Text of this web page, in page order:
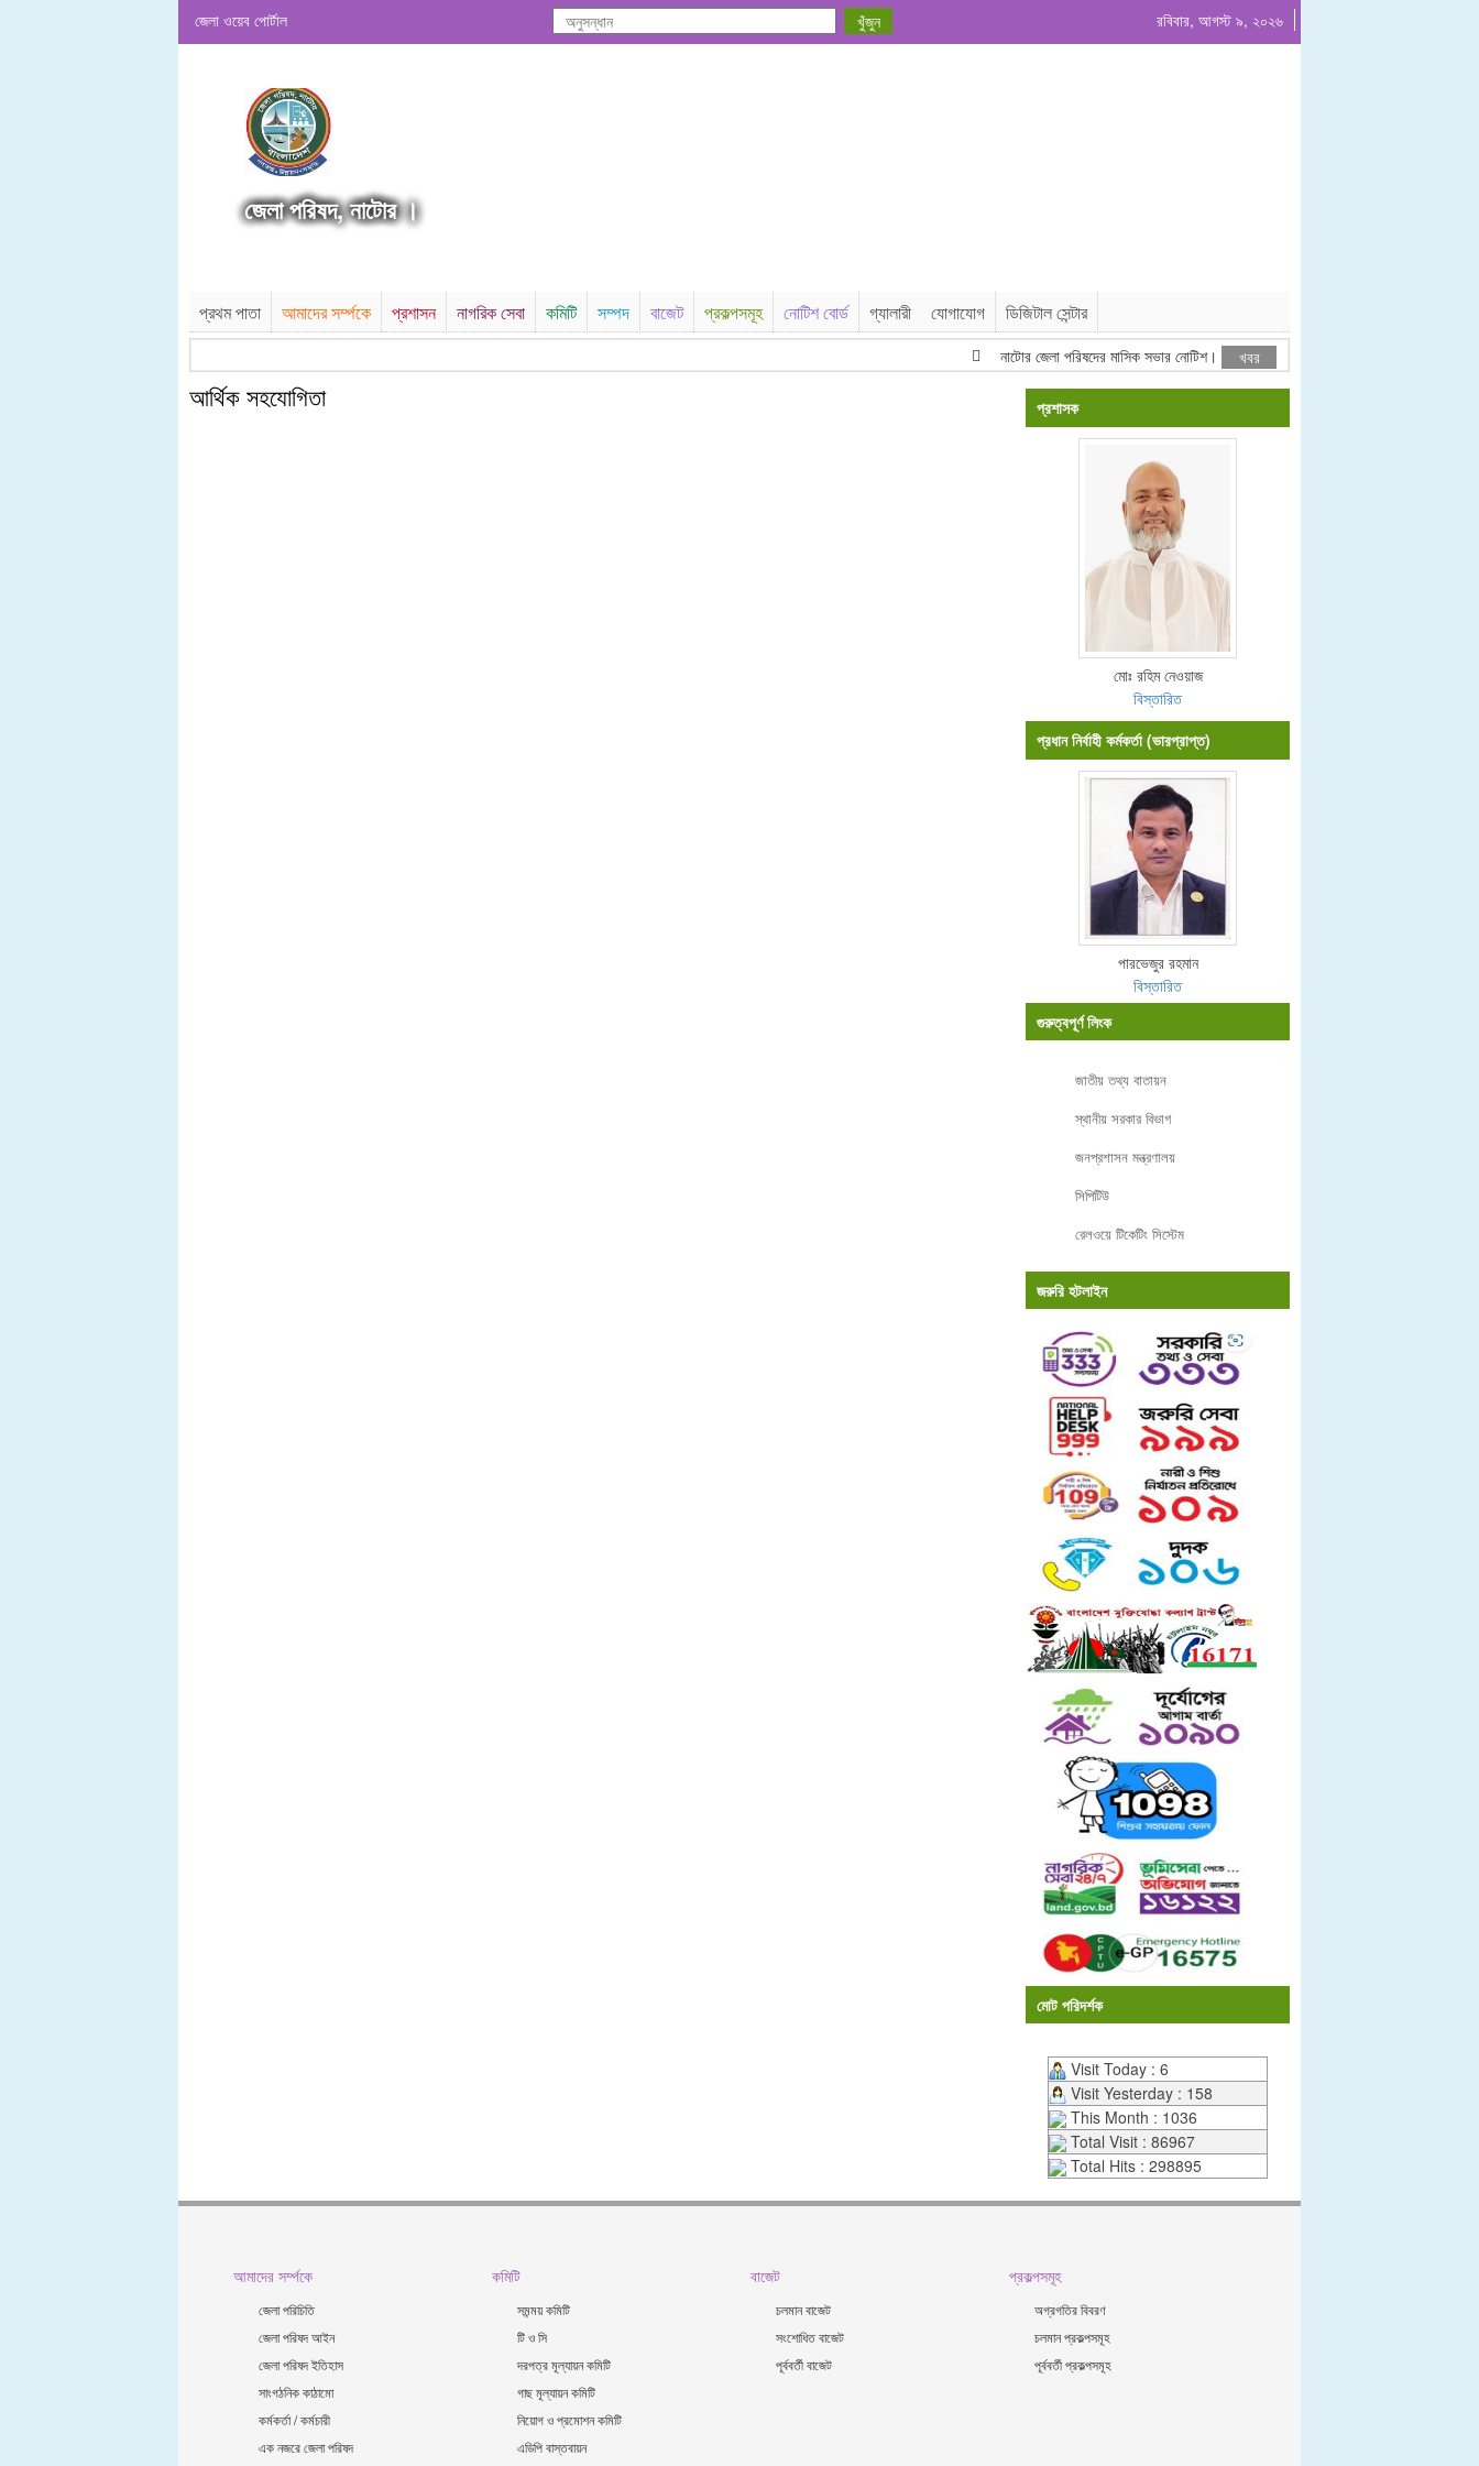
জেলা ওয়েব পোর্টাল রবিবার, আগস্ট ৯, ২০২৬
জেলা পরিষদ, নাটোর ।
প্রথম পাতা আমাদের সর্ম্পকে প্রশাসন নাগরিক সেবা কমিটি সম্পদ বাজেট প্রকল্পসমূহ নোটিশ বোর্ড গ্যালারী যোগাযোগ ডিজিটাল সেন্টার
নাটোর জেলা পরিষদের মাসিক সভার নোটিশ। ঠিকাদারী তালিকাভুক্তির বিজ্ঞপ্তি
খবর
আর্থিক সহযোগিতা প্রশাসক
মোঃ রহিম নেওয়াজ
বিস্তারিত
প্রধান নির্বাহী কর্মকর্তা (ভারপ্রাপ্ত)
পারভেজুর রহমান
বিস্তারিত
গুরুত্বপূর্ণ লিংক
জাতীয় তথ্য বাতায়ন
স্থানীয় সরকার বিভাগ
জনপ্রশাসন মন্ত্রণালয়
সিপিটিউ
রেলওয়ে টিকেটিং সিস্টেম
জরুরি হটলাইন
মোট পরিদর্শক
Visit Today : 6
Visit Yesterday : 158
This Month : 1036
Total Visit : 86967
Total Hits : 298895
আমাদের সর্ম্পকে
জেলা পরিচিতি
জেলা পরিষদ আইন
জেলা পরিষদ ইতিহাস
সাংগঠনিক কাঠামো
কর্মকর্তা / কর্মচারী
এক নজরে জেলা পরিষদ
কমিটি
সমন্ময় কমিটি
টি ও সি
দরপত্র মূল্যায়ন কমিটি
গাছ মূল্যায়ন কমিটি
নিয়োগ ও প্রমোশন কমিটি
এডিপি বাস্তবায়ন
বাজেট
চলমান বাজেট
সংশোধিত বাজেট
পূর্ববর্তী বাজেট
প্রকল্পসমূহ
অগ্রগতির বিবরণ
চলমান প্রকল্পসমূহ
পূর্ববর্তী প্রকল্পসমূহ